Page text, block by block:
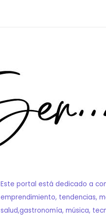
Este portal está dedicado a
emprendimiento, tendencias,
salud,gastronomía, música,